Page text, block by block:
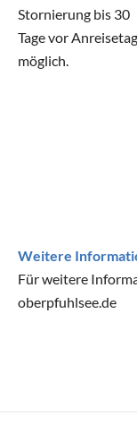
Stornierung bis 30
Tage vor Anreisetag
möglich.
Weitere
Für weitere
oberpfuhlsee.de